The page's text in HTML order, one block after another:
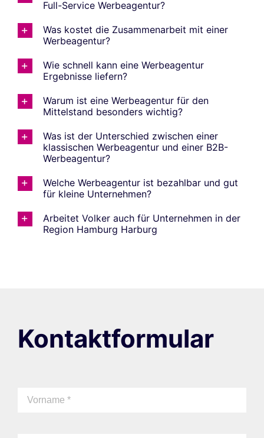
Full-Service Werbeagentur?
Was kostet die Zusammenarbeit mit einer
Werbeagentur?
Wie schnell kann eine Werbeagentur
Ergebnisse liefern?
Warum ist eine Werbeagentur für den
Mittelstand besonders wichtig?
Was ist der Unterschied zwischen einer
klassischen Werbeagentur und einer B2B-
Werbeagentur?
Welche Werbeagentur ist bezahlbar und gut
für kleine Unternehmen?
Arbeitet Volker auch für Unternehmen in der
Region Hamburg Harburg
Kontaktformular